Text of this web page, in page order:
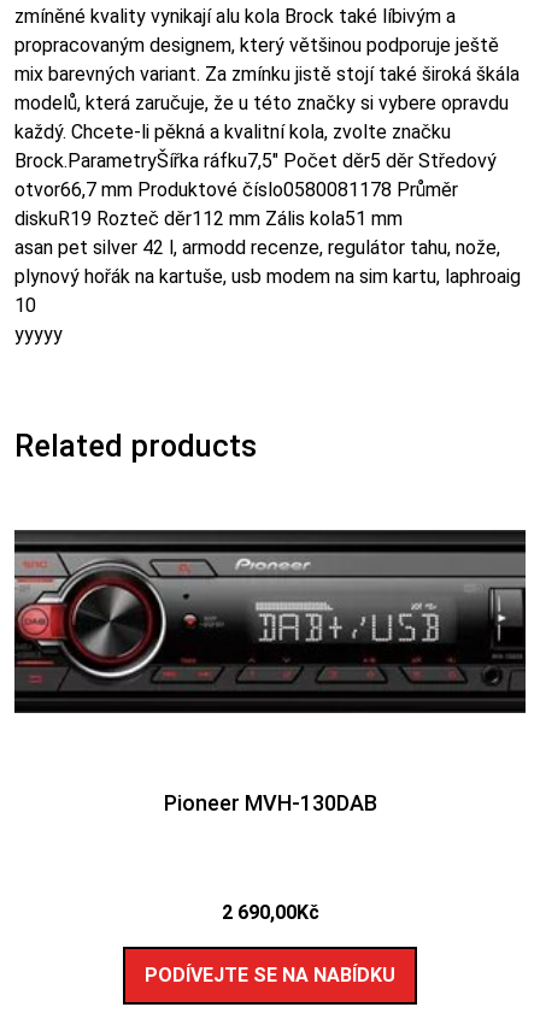
zmíněné kvality vynikají alu kola Brock také líbivým a
propracovaným designem, který většinou podporuje ještě
mix barevných variant. Za zmínku jistě stojí také široká škála
modelů, která zaručuje, že u této značky si vybere opravdu
každý. Chcete-li pěkná a kvalitní kola, zvolte značku
Brock.ParametryŠířka ráfku7,5″ Počet děr5 děr Středový
otvor66,7 mm Produktové číslo0580081178 Průměr
diskuR19 Rozteč děr112 mm Zális kola51 mm
asan pet silver 42 l, armodd recenze, regulátor tahu, nože,
plynový hořák na kartuše, usb modem na sim kartu, laphroaig
10
yyyyy
Related products
Pioneer MVH-130DAB
2 690,00Kč
PODÍVEJTE SE NA NABÍDKU